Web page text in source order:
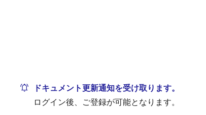
ドキュメント更新通知を受け取ります。
ログイン後、ご登録が可能となります。